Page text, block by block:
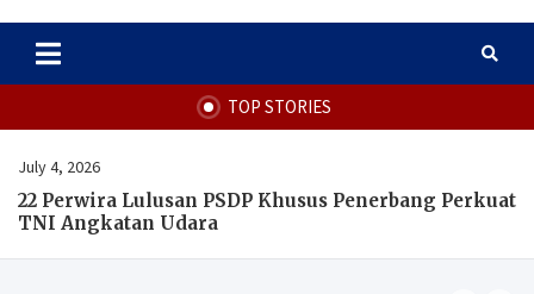
Pengawal Persada
TOP STORIES
July 4, 2026
22 Perwira Lulusan PSDP Khusus Penerbang Perkuat
TNI Angkatan Udara